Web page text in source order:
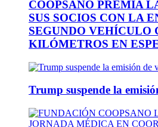
COOPSANO PREMIA
SUS SOCIOS CON LA
SEGUNDO VEHÍCULO
KILÓMETROS EN
Trump suspende la